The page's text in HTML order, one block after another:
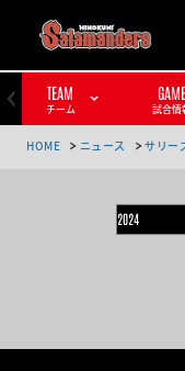
TEAM
チーム
GAME
試合情
HOME ニュース サリー